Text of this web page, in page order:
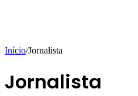
Início/Jornalista
Jornalista